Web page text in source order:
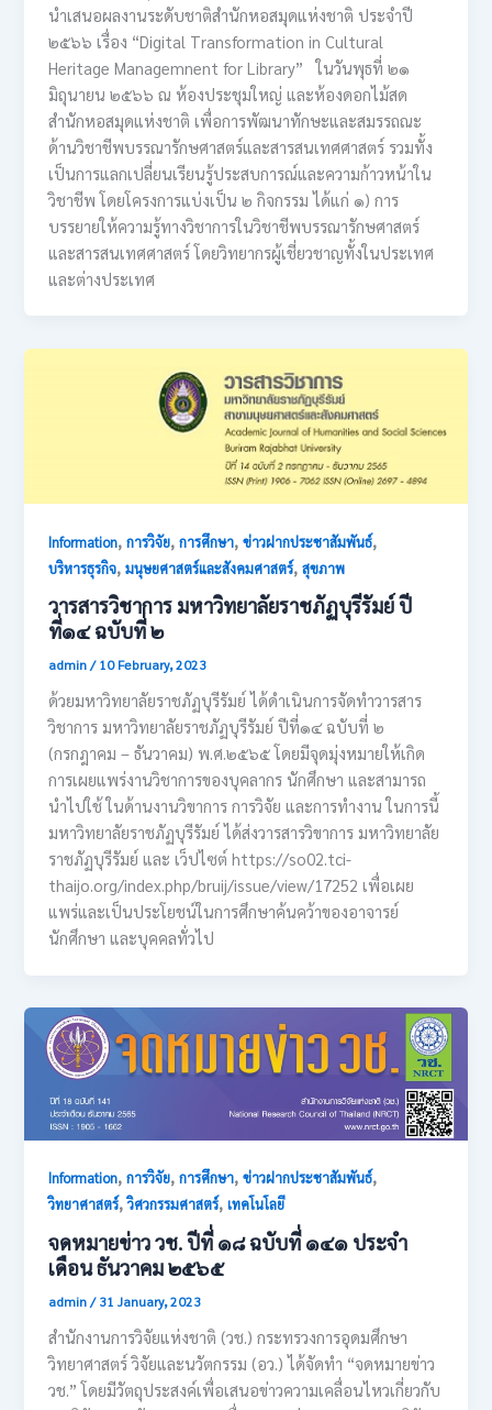
นำเสนอผลงานระดับชาติสำนักหอสมุดแห่งชาติ ประจำปี
๒๕๖๖ เรื่อง “Digital Transformation in Cultural
Heritage Managemnent for Library” ในวันพุธที่ ๒๑
มิถุนายน ๒๕๖๖ ณ ห้องประชุมใหญ่ และห้องดอกไม้สด
สำนักหอสมุดแห่งชาติ เพื่อการพัฒนาทักษะและสมรรถณะ
ด้านวิชาชีพบรรณารักษศาสตร์และสารสนเทศศาสตร์ รวมทั้ง
เป็นการแลกเปลี่ยนเรียนรู้ประสบการณ์และความก้าวหน้าใน
วิชาชีพ โดยโครงการแบ่งเป็น ๒ กิจกรรม ได้แก่ ๑) การ
บรรยายให้ความรู้ทางวิชาการในวิชาชีพบรรณารักษศาสตร์
และสารสนเทศศาสตร์ โดยวิทยากรผู้เชี่ยวชาญทั้งในประเทศ
และต่างประเทศ
Information,การวิจัย,การศึกษา,ข่าวฝากประชาสัมพันธ์,
บริหารธุรกิจ,มนุษยศาสตร์และสังคมศาสตร์,สุขภาพ
วารสารวิชาการ มหาวิทยาลัยราชภัฏบุรีรัมย์ ปี
ที่๑๔ ฉบับที่ ๒
admin/10 February, 2023
ด้วยมหาวิทยาลัยราชภัฏบุรีรัมย์ ได้ดำเนินการจัดทำวารสาร
วิชาการ มหาวิทยาลัยราชภัฏบุรีรัมย์ ปีที่๑๔ ฉบับที่ ๒
(กรกฎาคม – ธันวาคม) พ.ศ.๒๕๖๕ โดยมีจุดมุ่งหมายให้เกิด
การเผยแพร่งานวิชาการของบุคลากร นักศึกษา และสามารถ
นำไปใช้ ในด้านงานวิขาการ การวิจัย และการทำงาน ในการนี้
มหาวิทยาลัยราชภัฏบุรีรัมย์ ได้ส่งวารสารวิขาการ มหาวิทยาลัย
ราชภัฏบุรีรัมย์ และ เว็ปไซต์ https://so02.tci-
thaijo.org/index.php/bruij/issue/view/17252 เพื่อเผย
แพร่และเป็นประโยชน์ในการศึกษาค้นคว้าของอาจารย์
นักศึกษา และบุคคลทั่วไป
Information,การวิจัย,การศึกษา,ข่าวฝากประชาสัมพันธ์,
วิทยาศาสตร์,วิศวกรรมศาสตร์,เทคโนโลยี
จดหมายข่าว วช. ปีที่ ๑๘ ฉบับที่ ๑๔๑ ประจำ
เดือน ธันวาคม ๒๕๖๕
admin/31 January, 2023
สำนักงานการวิจัยแห่งชาติ (วช.) กระทรวงการอุดมศึกษา
วิทยาศาสตร์ วิจัยและนวัตกรรม (อว.) ได้จัดทำ “จดหมายข่าว
วช.” โดยมีวัตถุประสงค์เพื่อเสนอข่าวความเคลื่อนไหวเกี่ยวกับ